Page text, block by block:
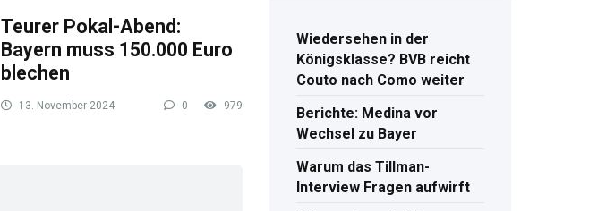
Teurer Pokal-Abend:
Bayern muss 150.000 Euro
blechen
13. November 2024 0 979
Wiedersehen in der
Königsklasse? BVB reicht
Couto nach Como weiter
Berichte: Medina vor
Wechsel zu Bayer
Warum das Tillman-
Interview Fragen aufwirft